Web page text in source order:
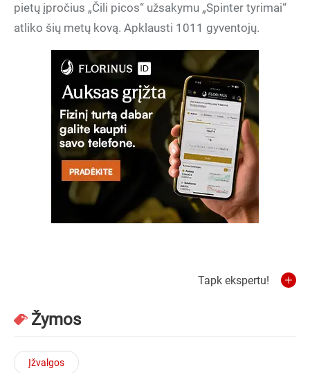
pietų įpročius „Čili picos“ užsakymu „Spinter tyrimai“
atliko šių metų kovą. Apklausti 1011 gyventojų.
Tapk ekspertu!
Žymos
Įžvalgos